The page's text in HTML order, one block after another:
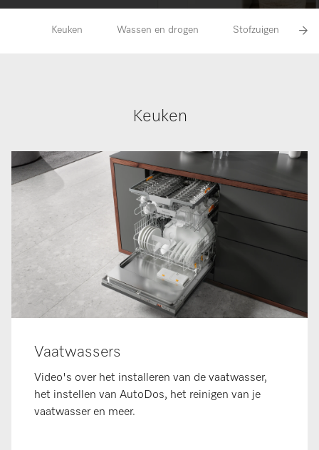
Keuken Wassen en drogen Stofzuigen
Keuken
Vaatwassers
Video's over het installeren van de vaatwasser,
het instellen van AutoDos, het reinigen van je
vaatwasser en meer.